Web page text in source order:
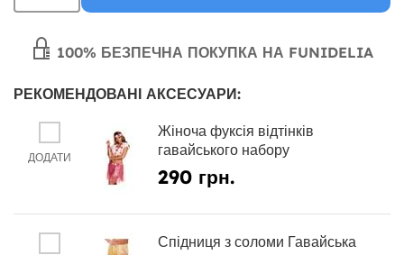
100% БЕЗПЕЧНА ПОКУПКА НА FUNIDELIA
РЕКОМЕНДОВАНІ АКСЕСУАРИ:
ДОДАТИ
Жіноча фуксія відтінків
гавайського набору
290 грн.
Спідниця з соломи Гавайська